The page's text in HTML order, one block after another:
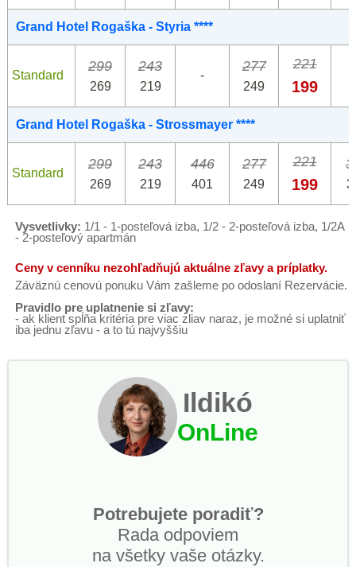
Grand Hotel Rogaška - Styria ****
Standard
299
269
243
219
-
277
249
221
199
Grand Hotel Rogaška - Strossmayer ****
Standard
299
269
243
219
446
401
277
249
221
199
Vysvetlivky: 1/1 - 1-posteľová izba, 1/2 - 2-posteľová izba, 1/2A
- 2-posteľový apartmán
Ceny v cenníku nezohľadňujú aktuálne zľavy a príplatky.
Záväznú cenovú ponuku Vám zašleme po odoslaní Rezervácie.
Pravidlo pre uplatnenie si zľavy:
- ak klient spĺňa kritéria pre viac zliav naraz, je možné si uplatniť
iba jednu zľavu - a to tú najvyššiu
Ildikó
OnLine
Potrebujete poradiť?
Rada odpoviem
na všetky vaše otázky.